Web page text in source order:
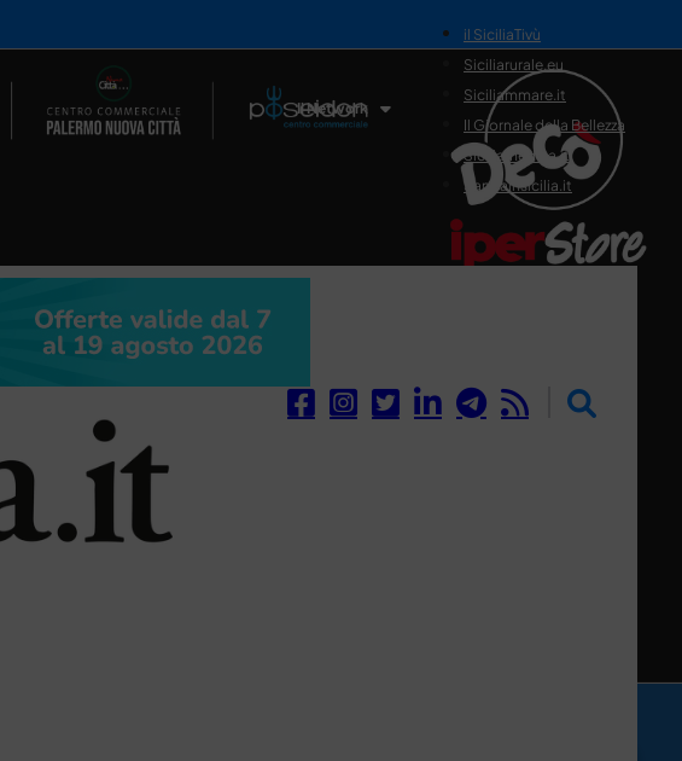
Il Network
il SiciliaTivù
Siciliarurale.eu
Siciliammare.it
Il Giornale della Bellezza
Siciliamedica.it
Sanitainsicilia.it